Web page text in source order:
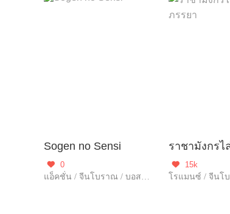
Sogen no Sensi

0
แอ็คชั่น / จีนโบราณ / บอสหยิ่ง / ฮาเร็ม

15k